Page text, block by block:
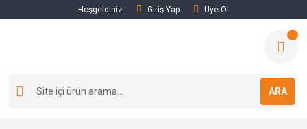
Hoşgeldiniz Giriş Yap Üye Ol
ARA